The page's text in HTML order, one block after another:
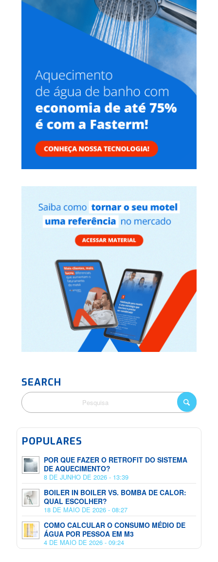
SEARCH
POPULARES
POR QUE FAZER O RETROFIT DO SISTEMA
DE AQUECIMENTO?
8 DE JUNHO DE 2026 - 13:39
BOILER IN BOILER VS. BOMBA DE CALOR:
QUAL ESCOLHER?
18 DE MAIO DE 2026 - 08:27
COMO CALCULAR O CONSUMO MÉDIO DE
ÁGUA POR PESSOA EM M3
4 DE MAIO DE 2026 - 09:24